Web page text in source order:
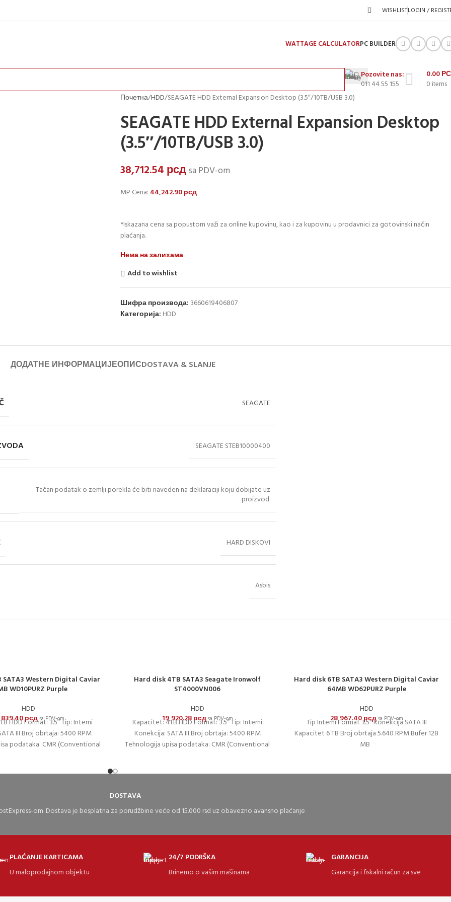
WISHLISTLOGIN /
WATTAGE CALCULATORPC BUILDER
Pozovite nas:
011 44 55 155
0 items
0.00
Почетна HDD SEAGATE HDD External Expansion Desktop (3.5″/10TB/USB 3.0)
SEAGATE HDD External Expansion Desktop
(3.5″/10TB/USB 3.0)
38,712.54 рсдsa PDV-om
MP Cena: 44,242.90рсд
*Iskazana cena sa popustom važi za online kupovinu, kao i za kupovinu u prodavnici za gotovinski način
plaćanja.
Нема на залихама
Add to wishlist
Шифра производа: 3660619406807
Категорија: HDD
ДОДАТНЕ ИНФОРМАЦИЈЕОПИСDOSTAVA & SLANJE
SEAGATE
SEAGATE STEB10000400
Tačan podatak o zemlji porekla će biti naveden na deklaraciji koju dobijate uz
proizvod.
HARD DISKOVI
Asbis
SATA3 Western Digital Caviar
WD10PURZ Purple
HDD
рсдsa PDV-om
HDD Format: 3.5″ Tip: Interni
III Broj obrtaja: 5400 RPM
podataka: CMR (Conventional
Hard disk 4TB SATA3 Seagate Ironwolf
ST4000VN006
HDD
19,920.28рсдsa PDV-om
Kapacitet: 4TB HDD Format: 3.5″ Tip: Interni
Konekcija: SATA III Broj obrtaja: 5400 RPM
Tehnologija upisa podataka: CMR (Conventional
Hard disk 6TB SATA3 Western Digital Caviar
64MB WD62PURZ Purple
HDD
28,967.40рсдsa PDV-om
Tip Interni Format 3.5" Konekcija SATA III
Kapacitet 6 TB Broj obrtaja 5.640 RPM Bufer 128
MB
DOSTAVA
om. Dostava je besplatna za porudžbine veće od 15.000 rsd uz obavezno avansno plaćanje
PLAĆANJE KARTICAMA
U maloprodajnom objektu
24/7 PODRŠKA
Brinemo o vašim mašinama
GARANCIJA
Garancija i fiskalni račun za sve